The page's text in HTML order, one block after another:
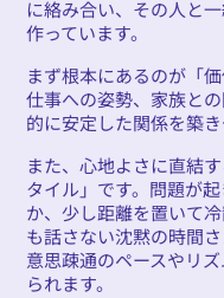
に絡み合い、その人と
作っています。
まず根本にあるのが「
仕事への姿勢、家族と
的に安定した関係を築き
また、心地よさに直結
タイル」です。問題が
か、少し距離を置いて
も話さない沈黙の時間
意思疎通のペースやリ
られます。